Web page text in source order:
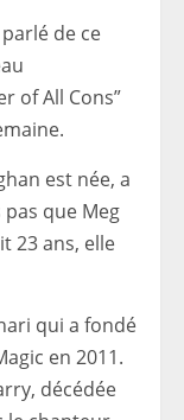
de ce
of All Cons”
est née, a
pas que Meg
23 ans, elle
qui a fondé
en 2011.